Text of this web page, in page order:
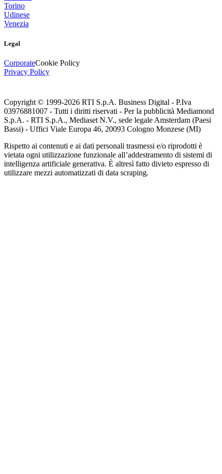
Torino
Udinese
Venezia
Legal
CorporateCookie Policy
Privacy Policy
Copyright © 1999-2026 RTI S.p.A. Business Digital - P.Iva
03976881007 - Tutti i diritti riservati - Per la pubblicità Mediamond
S.p.A. - RTI S.p.A., Mediaset N.V., sede legale Amsterdam (Paesi
Bassi) - Uffici Viale Europa 46, 20093 Cologno Monzese (MI)
Rispetto ai contenuti e ai dati personali trasmessi e/o riprodotti è
vietata ogni utilizzazione funzionale all’addestramento di sistemi di
intelligenza artificiale generativa. È altresì fatto divieto espresso di
utilizzare mezzi automatizzati di data scraping.